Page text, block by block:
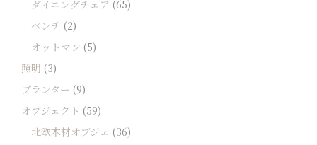
ダイニングチェア (65)
ベンチ (2)
オットマン (5)
照明 (3)
プランター (9)
オブジェクト (59)
北欧木材オブジェ (36)